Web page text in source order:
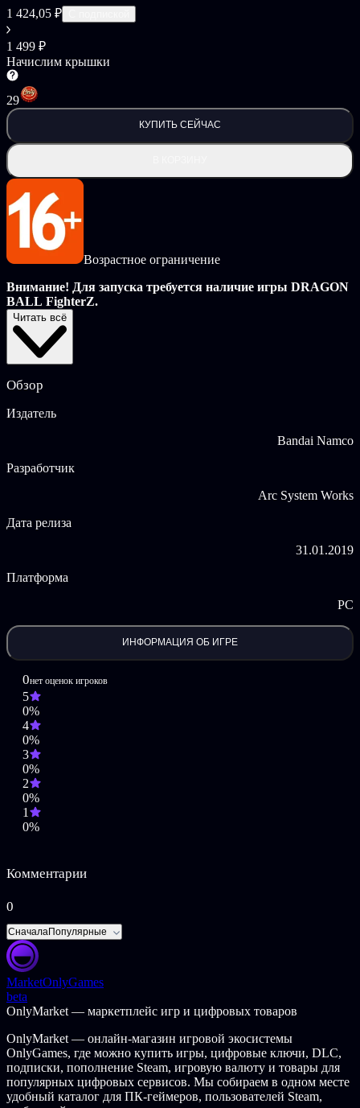
1 424,05 ₽
1 499 ₽
Начислим крышки
29
КУПИТЬ СЕЙЧАС
Возрастное ограничение
Внимание! Для запуска требуется наличие игры DRAGON
BALL FighterZ.
С FighterZ Pass 2 вы получите не менее 6 дополнительных
персонажей, которые сделают ваши впечатления от FighterZ
ярче!
У каждого бойца есть свои печать Z, аватар для фойе и набор
наборы с голосами комментаторов, чтобы добавить огня в
©BIRD STUDIO/SHUEISHA, TOEI ANIMATION
Читать всё
Обзор
Издатель
Bandai Namco
Разработчик
Arc System Works
Дата релиза
31.01.2019
Платформа
PC
ИНФОРМАЦИЯ ОБ ИГРЕ
0нет оценок игроков
5
0%
4
0%
3
0%
2
0%
1
0%
Комментарии
0
СначалаПопулярные
MarketOnlyGames
beta
OnlyMarket — маркетплейс игр и цифровых товаров
OnlyMarket — онлайн-магазин игровой экосистемы
OnlyGames, где можно купить игры, цифровые ключи, DLC,
подписки, пополнение Steam, игровую валюту и товары для
популярных цифровых сервисов. Мы собираем в одном месте
удобный каталог для ПК-геймеров, пользователей Steam,